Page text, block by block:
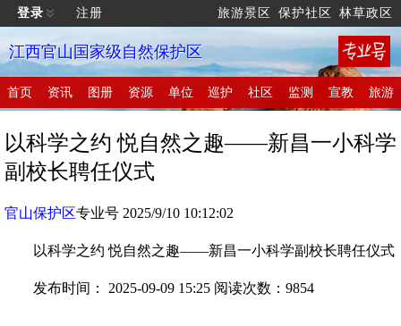
登录 注册 旅游景区 保护社区 林草政区
江西官山国家级自然保护区
首页 资讯 图册 资源 单位 巡护 社区 监测 宣教 旅游
以科学之约 悦自然之趣——新昌一小科学
副校长聘任仪式
官山保护区专业号 2025/9/10 10:12:02
以科学之约 悦自然之趣——新昌一小科学副校长聘任仪式
发布时间： 2025-09-09 15:25 阅读次数：9854